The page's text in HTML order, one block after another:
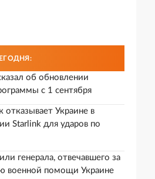
об обновлении
с 1 сентября
отказывает Украине в
Starlink для ударов по
генерала, отвечавшего за
военной помощи Украине